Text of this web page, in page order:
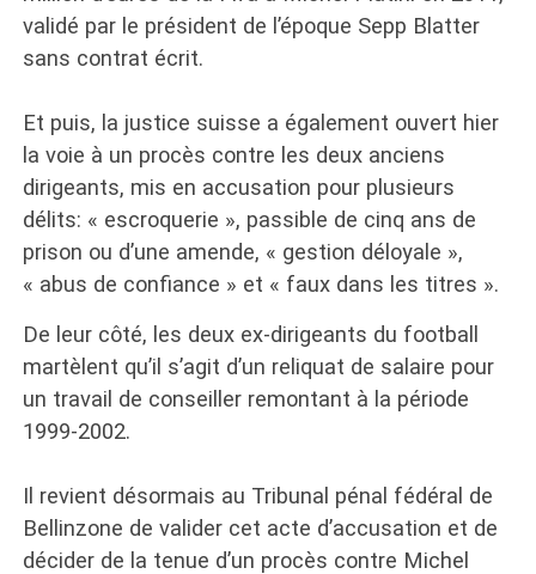
validé par le président de l’époque Sepp Blatter
sans contrat écrit.
Et puis, la justice suisse a également ouvert hier
la voie à un procès contre les deux anciens
dirigeants, mis en accusation pour plusieurs
délits: « escroquerie », passible de cinq ans de
prison ou d’une amende, « gestion déloyale »,
« abus de confiance » et « faux dans les titres ».
De leur côté, les deux ex-dirigeants du football
martèlent qu’il s’agit d’un reliquat de salaire pour
un travail de conseiller remontant à la période
1999-2002.
Il revient désormais au Tribunal pénal fédéral de
Bellinzone de valider cet acte d’accusation et de
décider de la tenue d’un procès contre Michel